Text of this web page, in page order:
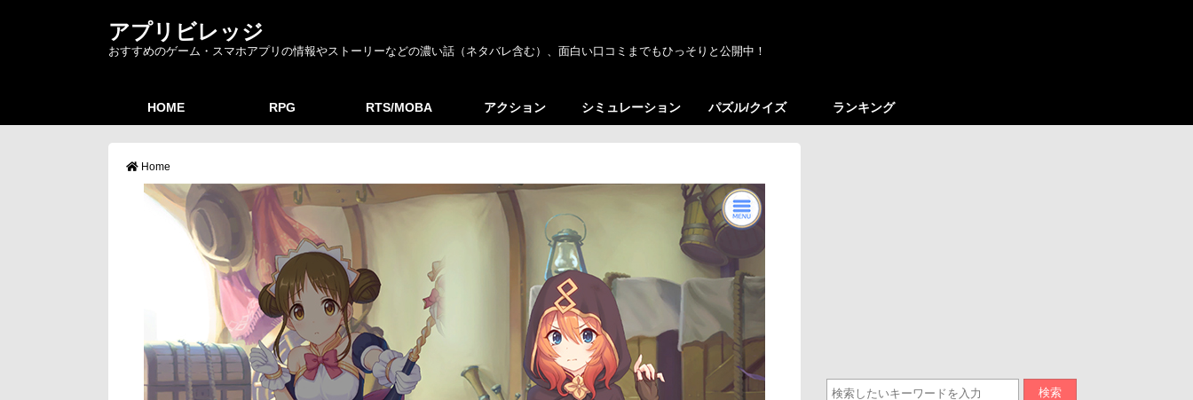
アプリビレッジ
おすすめのゲーム・スマホアプリの情報やストーリーなどの濃い話（ネタバレ含む）、面白い口コミまでもひっそりと公開中！
HOME RPG RTS/MOBA アクション シミュレーション パズル/クイズ ランキング
Home
検索